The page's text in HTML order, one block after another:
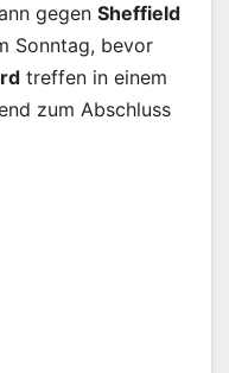
gegen Sheffield
Sonntag, bevor
treffen in einem
zum Abschluss